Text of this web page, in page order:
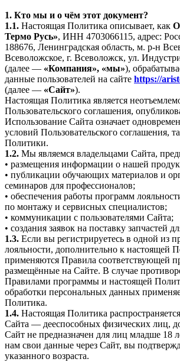
1. Кто мы и о чём этот документ?
1.1. Настоящая Политика описывает, как
Термо Русь», ИНН 4703066115, адрес:
188676, Ленинградская область, м. р-н
Всеволожское, г. Всеволожск, ул.
(далее — «Компания», «мы»),
данные пользователей на сайте https://
(далее — «Сайт»).
Настоящая Политика является
Пользовательского соглашения,
Использование Сайта означает
условий Пользовательского соглашения,
Политики.
1.2. Мы являемся владельцами Сайта,
• размещения информации о нашей
• публикации обучающих материалов и
семинаров для профессионалов;
• обеспечения работы программ
по монтажу и сервисных специалистов;
• коммуникации с пользователями Сайта;
• создания заявок на поставку запчастей
1.3. Если вы регистрируетесь в одной из
лояльности, дополнительно к настоящей
применяются Правила соответствующей
размещённые на Сайте. В случае
Правилами программы и настоящей
обработки персональных данных
Политика.
1.4. Настоящая Политика
Сайта — дееспособных физических лиц,
Сайт не предназначен для лиц младше 18
нам свои данные через Сайт, вы
указанного возраста.